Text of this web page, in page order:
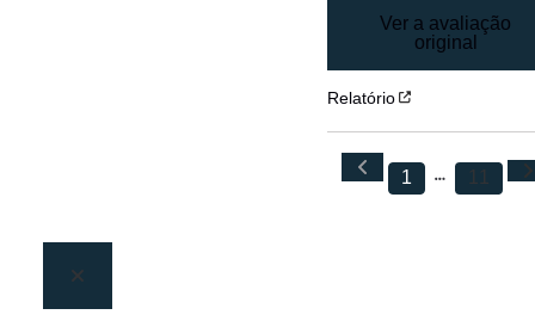
Ver a avaliação
original
Relatório
1 11